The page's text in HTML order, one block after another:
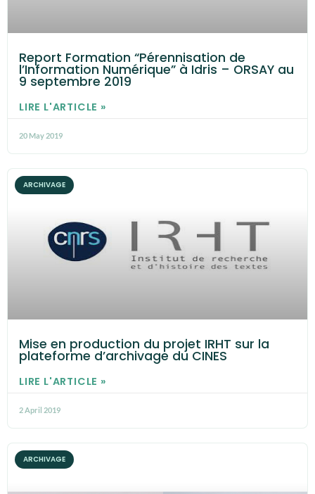
Report Formation “Pérennisation de
l’Information Numérique” à Idris – ORSAY au
9 septembre 2019
LIRE L'ARTICLE »
20 May 2019
ARCHIVAGE
Mise en production du projet IRHT sur la
plateforme d’archivage du CINES
LIRE L'ARTICLE »
2 April 2019
ARCHIVAGE